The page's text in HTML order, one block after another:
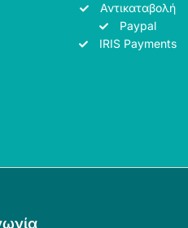
Αντικαταβολή
Paypal
IRIS Payments